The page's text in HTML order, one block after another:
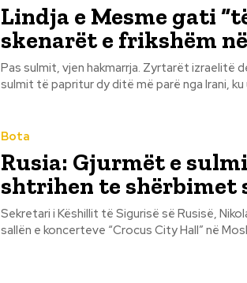
Lindja e Mesme gati
skenarët e frikshëm
Pas sulmit, vjen hakmarrja. Zyrtarët izraelitë deklaruan ditën e djeshme se do t'i përgjigjen
sulmit të papritur dy ditë më parë nga Irani, ku
Bota
Rusia: Gjurmët e
shtrihen te shërbimet
Sekretari i Këshillit të Sigurisë së Rusisë,
sallën e koncerteve “Crocus City Hall” në